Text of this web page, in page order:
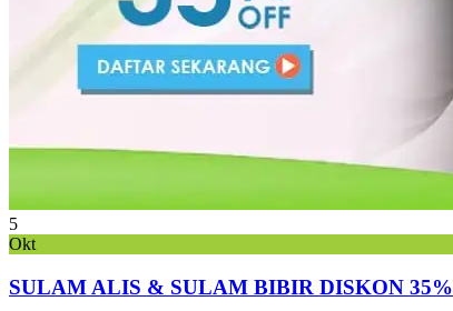
5
Okt
SULAM ALIS & SULAM BIBIR DISKON 35%